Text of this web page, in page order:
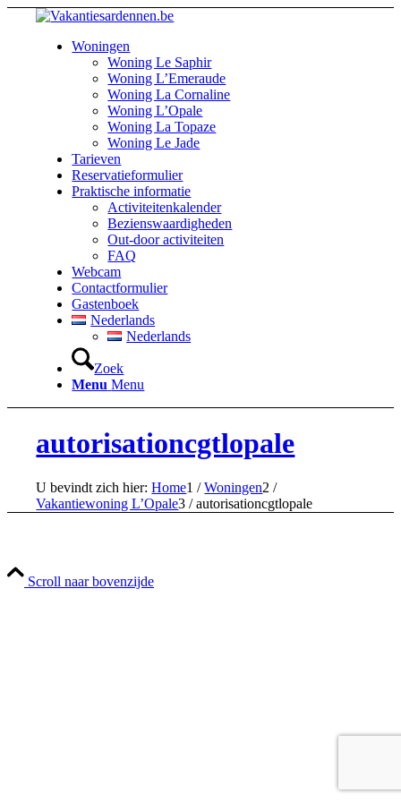
Woningen
Woning Le Saphir
Woning L’Emeraude
Woning La Cornaline
Woning L’Opale
Woning La Topaze
Woning Le Jade
Tarieven
Reservatieformulier
Praktische informatie
Activiteitenkalender
Bezienswaardigheden
Out-door activiteiten
FAQ
Webcam
Contactformulier
Gastenboek
Nederlands
Nederlands
Zoek
Menu Menu
autorisationcgtlopale
U bevindt zich hier: Home1 / Woningen2 /
Vakantiewoning L’Opale3 / autorisationcgtlopale
Scroll naar bovenzijde